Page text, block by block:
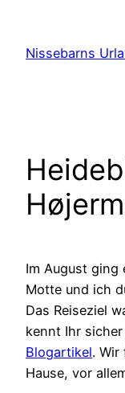
springen
Nissebarns
Im August ging
Motte und ich
Das Reiseziel
kennt Ihr
Blogartikel. Wir
Hause, vor